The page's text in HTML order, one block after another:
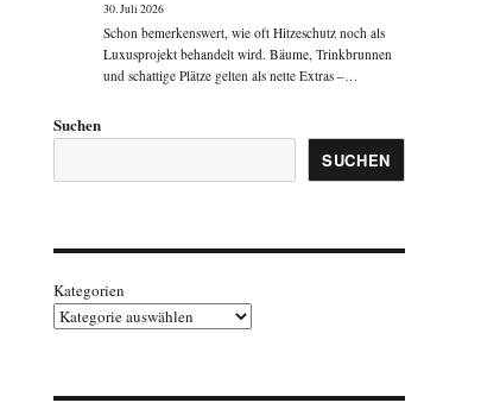
30. Juli 2026
Schon bemerkenswert, wie oft Hitzeschutz noch als
Luxusprojekt behandelt wird. Bäume, Trinkbrunnen
und schattige Plätze gelten als nette Extras –…
Suchen
SUCHEN
Kategorien